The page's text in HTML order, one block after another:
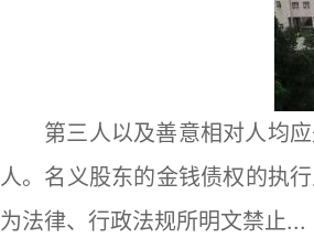
第三人以及善意相对人均
人。名义股东的金钱债权的执
为法律、行政法规所明文禁止...